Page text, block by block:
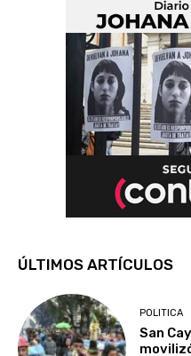
ÚLTIMOS ARTÍCULOS
POLITICA
San